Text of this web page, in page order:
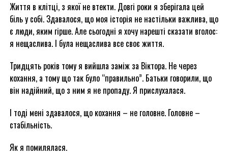
Життя в клітці, з якої не втекти. Довгі роки я зберігала цей
біль у собі. Здавалося, що моя історія не настільки важлива, що
є люди, яким гірше. Але сьогодні я хочу нарешті сказати вголос:
я нещаслива. І була нещаслива все своє життя.
Тридцять років тому я вийшла заміж за Віктора. Не через
кохання, а тому що так було “правильно”. Батьки говорили, що
він надійний, що з ним я не пропаду. Я прислухалася.
І тоді мені здавалося, що кохання – не головне. Головне –
стабільність.
Як я помилялася.